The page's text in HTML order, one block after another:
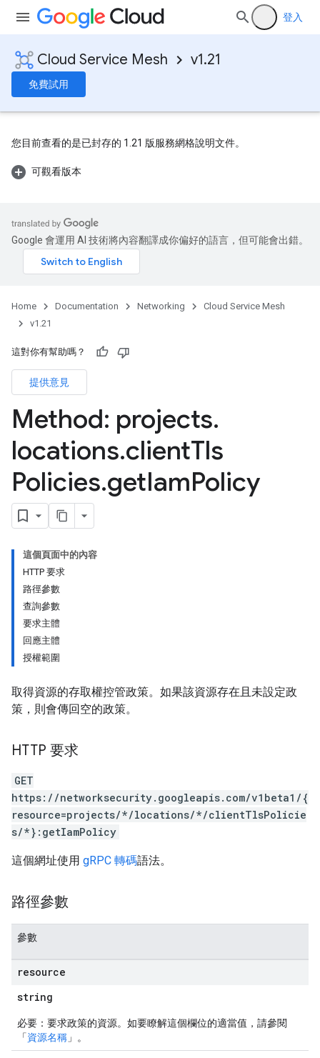
登入
Cloud Service Mesh v1.21
免費試用
您目前查看的是已封存的 1.21 版服務網格說明文件。
可觀看版本
Google 會運用 AI 技術將內容翻譯成你偏好的語言，但可能會出錯。
Home Documentation Networking
Cloud Service Mesh
v1.21
這對你有幫助嗎？
提供意見
Method: projects.
locations.clientTls
Policies.getIamPolicy
這個頁面中的內容
HTTP 要求
路徑參數
查詢參數
要求主體
回應主體
授權範圍
取得資源的存取權控管政策。如果該資源存在且未設定政
策，則會傳回空的政策。
HTTP 要求
GET
https://networksecurity.googleapis.com/v1beta1/{
resource=projects/*/locations/*/clientTlsPolicie
s/*}:getIamPolicy
這個網址使用 gRPC 轉碼語法。
路徑參數
參數
resource
string
必要：要求政策的資源。如要瞭解這個欄位的適當值，請參閱
「資源名稱 」。